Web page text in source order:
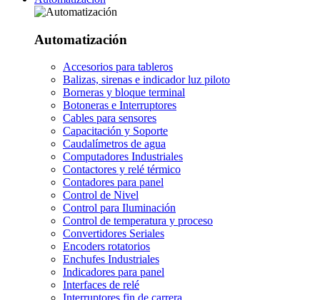
Automatización
Accesorios para tableros
Balizas, sirenas e indicador luz piloto
Borneras y bloque terminal
Botoneras e Interruptores
Cables para sensores
Capacitación y Soporte
Caudalímetros de agua
Computadores Industriales
Contactores y relé térmico
Contadores para panel
Control de Nivel
Control para Iluminación
Control de temperatura y proceso
Convertidores Seriales
Encoders rotatorios
Enchufes Industriales
Indicadores para panel
Interfaces de relé